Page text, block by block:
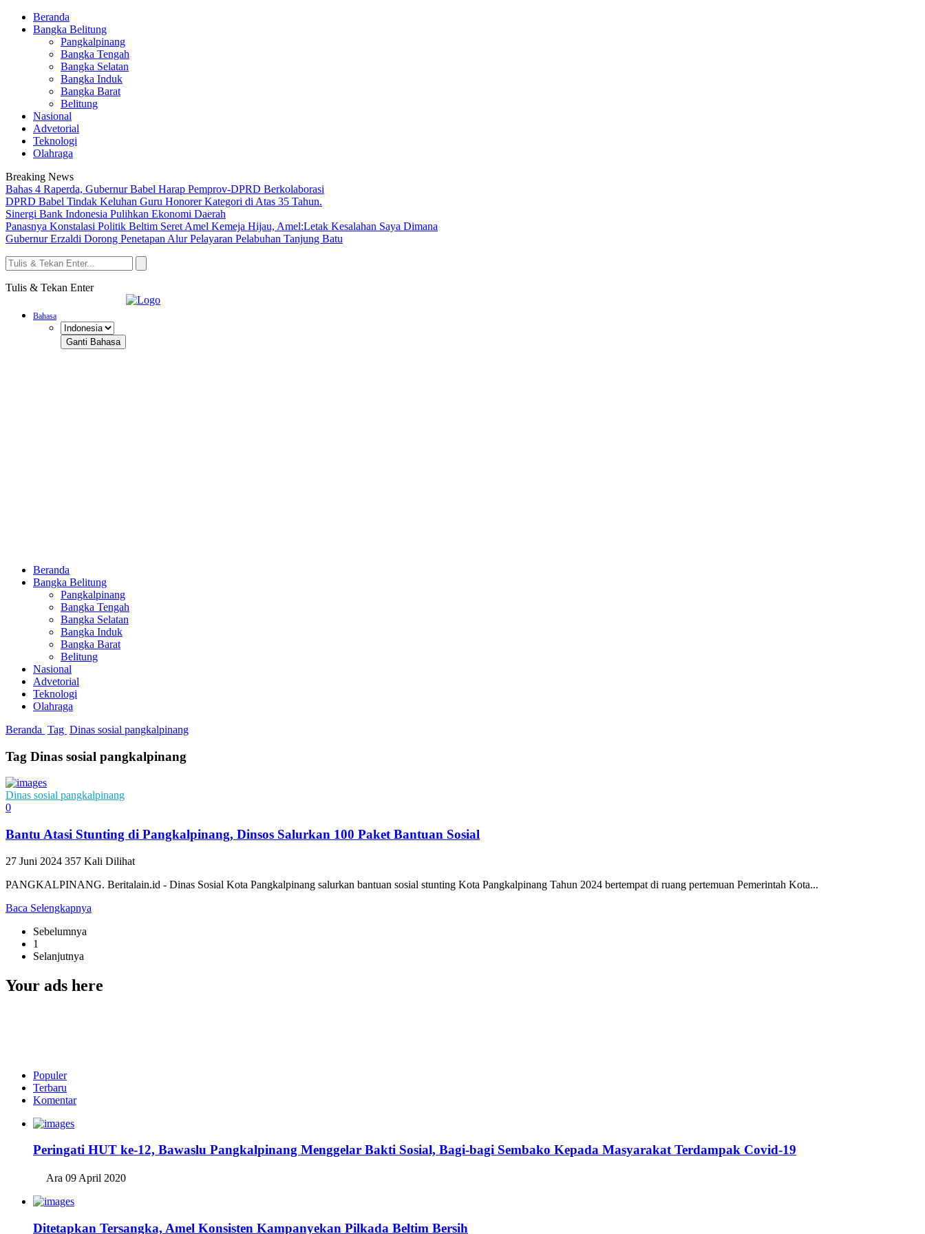
Beranda
Bangka Belitung
Pangkalpinang
Bangka Tengah
Bangka Selatan
Bangka Induk
Bangka Barat
Belitung
Nasional
Advetorial
Teknologi
Olahraga
Breaking News
Bahas 4 Raperda, Gubernur Babel Harap Pemprov-DPRD Berkolaborasi
DPRD Babel Tindak Keluhan Guru Honorer Kategori di Atas 35 Tahun.
Sinergi Bank Indonesia Pulihkan Ekonomi Daerah
Panasnya Konstalasi Politik Beltim Seret Amel Kemeja Hijau, Amel:Letak Kesalahan Saya Dimana
Gubernur Erzaldi Dorong Penetapan Alur Pelayaran Pelabuhan Tanjung Batu
Tulis & Tekan Enter
Bahasa
Ganti Bahasa
Beranda
Bangka Belitung
Pangkalpinang
Bangka Tengah
Bangka Selatan
Bangka Induk
Bangka Barat
Belitung
Nasional
Advetorial
Teknologi
Olahraga
Beranda Tag Dinas sosial pangkalpinang
Tag Dinas sosial pangkalpinang
Dinas sosial pangkalpinang
0
Bantu Atasi Stunting di Pangkalpinang, Dinsos Salurkan 100 Paket Bantuan Sosial
27 Juni 2024 357 Kali Dilihat
PANGKALPINANG. Beritalain.id - Dinas Sosial Kota Pangkalpinang salurkan bantuan sosial stunting Kota Pangkalpinang Tahun 2024 bertempat di ruang pertemuan Pemerintah Kota...
Baca Selengkapnya
Sebelumnya
1
Selanjutnya
Your ads here
Populer
Terbaru
Komentar
Peringati HUT ke-12, Bawaslu Pangkalpinang Menggelar Bakti Sosial, Bagi-bagi Sembako Kepada Masyarakat Terdampak Covid-19
Ara 09 April 2020
Ditetapkan Tersangka, Amel Konsisten Kampanyekan Pilkada Beltim Bersih